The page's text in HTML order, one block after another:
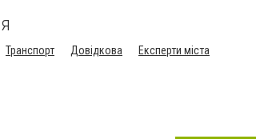
Транспорт Довідкова
Експерти міста